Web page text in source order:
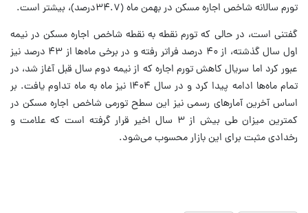
تورم سالانه شاخص اجاره مسکن در بهمن ماه (۳۴.۷درصد)، بیشتر است.
گفتنی است، در حالی که تورم نقطه به نقطه شاخص اجاره مسکن در نیمه
اول سال گذشته، از ۴۰ درصد فراتر رفته و در برخی ماه‌ها از ۴۳ درصد نیز
عبور کرد اما سریال کاهش تورم اجاره که از نیمه دوم سال قبل آغاز شد، در
تمام ماه‌ها ادامه پیدا کرد و در سال ۱۴۰۴ نیز ماه به ماه تداوم یافت. بر
اساس آخرین آمارهای رسمی نیز این سطح تورمی شاخص اجاره مسکن در
کمترین میزان طی بیش از ۳ سال اخیر قرار گرفته است که علامت و
رخدادی مثبت برای این بازار محسوب می‌شود.